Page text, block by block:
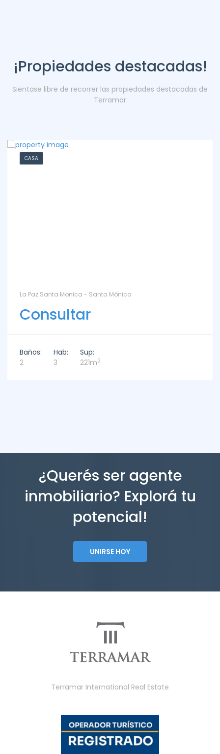
¡Propiedades destacadas!
Sientase libre de recorrer las propiedades destacadas de
Terramar
CASA
La Paz Santa Monica - Santa Mónica
Consultar
Baños:
2
Hab:
3
Sup:
221m2
¿Querés ser agente
inmobiliario? Explorá tu
potencial!
UNIRSE HOY
Terramar International Real Estate